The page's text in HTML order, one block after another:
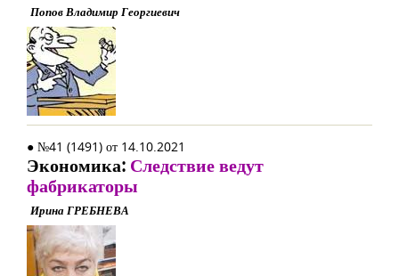
Попов Владимир Георгиевич
● №41 (1491) от 14.10.2021
Экономика: Следствие ведут
фабрикаторы
Ирина ГРЕБНЕВА